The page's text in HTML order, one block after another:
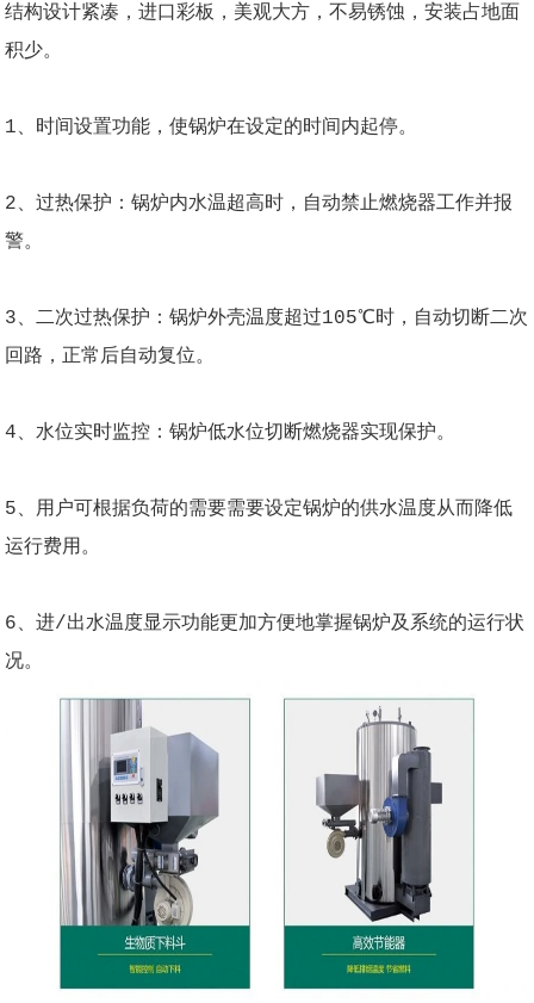
结构设计紧凑，进口彩板，美观大方，不易锈蚀，安装占地面
积少。
1、时间设置功能，使锅炉在设定的时间内起停。
2、过热保护：锅炉内水温超高时，自动禁止燃烧器工作并报
警。
3、二次过热保护：锅炉外壳温度超过105℃时，自动切断二次
回路，正常后自动复位。
4、水位实时监控：锅炉低水位切断燃烧器实现保护。
5、用户可根据负荷的需要需要设定锅炉的供水温度从而降低
运行费用。
6、进/出水温度显示功能更加方便地掌握锅炉及系统的运行状
况。